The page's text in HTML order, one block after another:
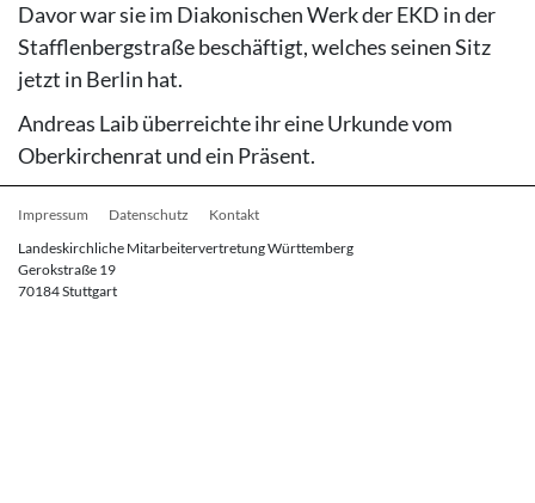
Davor war sie im Diakonischen Werk der EKD in der
Stafflenbergstraße beschäftigt, welches seinen Sitz
jetzt in Berlin hat.
Andreas Laib überreichte ihr eine Urkunde vom
Oberkirchenrat und ein Präsent.
Fußbereichsmenü
Impressum Datenschutz
Kontakt
Landeskirchliche Mitarbeitervertretung Württemberg
Gerokstraße 19
70184 Stuttgart